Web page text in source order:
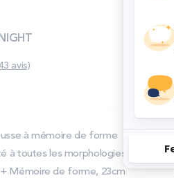
avis)
à mémoire de forme
à toutes les morphologies
Mémoire de forme, 23cm